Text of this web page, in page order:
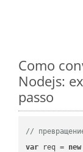
Como
Nodejs:
passo
//
var req = new